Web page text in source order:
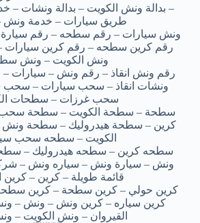
– بدالة ونش الكويت – بدالة ونشات –
طريق سيارات – خدمة ونش
ونش سيارات – رقم سطحه – رقم
رقم كرين سطحه – رقم كرين سيارات
ونش الكويت – ونش
رقم ونش انقاذ – رقم ونش – سيارات
ونشات انقاذ – سحب سيارات – سحب
سحب غرزات – سطحات
سطحة – سطحة الكويت – سطحة
كرين – سطحة هيدروليك – سطحة
الكويت – سطحه سحب
سطحه كرين – سطحه هيدروليك –
ونش – سيارة ونش – سياره ونش –
قائمة طويلة – كرين – كرين
كرين حولي – كرين سطحة – كرين
كرين سياره – كرين ونش – ونش –
القيروان – ونش الكويت –